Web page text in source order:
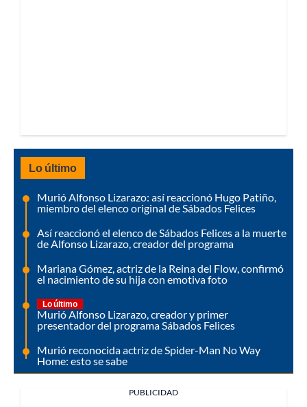
Lo último
Murió Alfonso Lizarazo: así reaccionó Hugo Patiño,
miembro del elenco original de Sábados Felices
Así reaccionó el elenco de Sábados Felices a la muerte
de Alfonso Lizarazo, creador del programa
Mariana Gómez, actriz de la Reina del Flow, confirmó
el nacimiento de su hija con emotiva foto
Lo último
Murió Alfonso Lizarazo, creador y primer
presentador del programa Sábados Felices
Murió reconocida actriz de Spider-Man No Way
Home: esto se sabe
PUBLICIDAD